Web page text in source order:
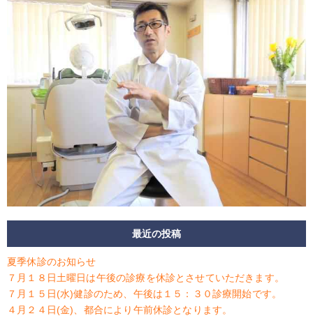
最近の投稿
夏季休診のお知らせ
７月１８日土曜日は午後の診療を休診とさせていただきます。
７月１５日(水)健診のため、午後は１５：３０診療開始です。
４月２４日(金)、都合により午前休診となります。